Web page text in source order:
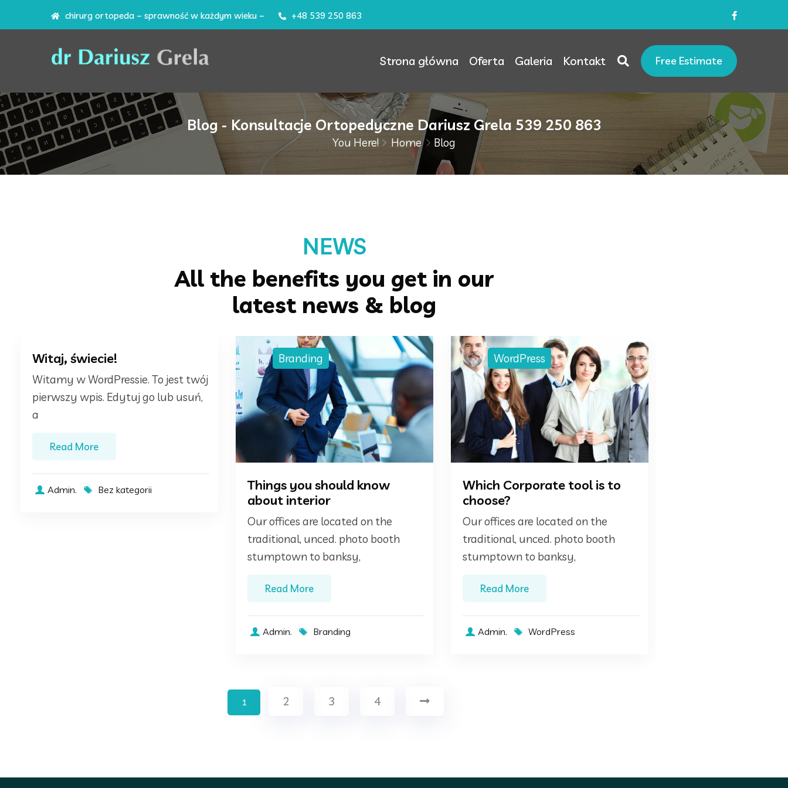
chirurg ortopeda – sprawność w każdym wieku – +48 539 250 863
Strona główna Oferta Galeria Kontakt Free Estimate
Blog - Konsultacje Ortopedyczne Dariusz Grela 539 250 863
You Here! Home Blog
NEWS
All the benefits you get in our
latest news & blog
Witaj, świecie!
Witamy w WordPressie. To jest twój
pierwszy wpis. Edytuj go lub usuń,
a
Read More
Admin. Bez kategorii
Branding
Things you should know
about interior
Our offices are located on the
traditional, unced. photo booth
stumptown to banksy,
Read More
Admin. Branding
WordPress
Which Corporate tool is to
choose?
Our offices are located on the
traditional, unced. photo booth
stumptown to banksy,
Read More
Admin. WordPress
1 2 3 4